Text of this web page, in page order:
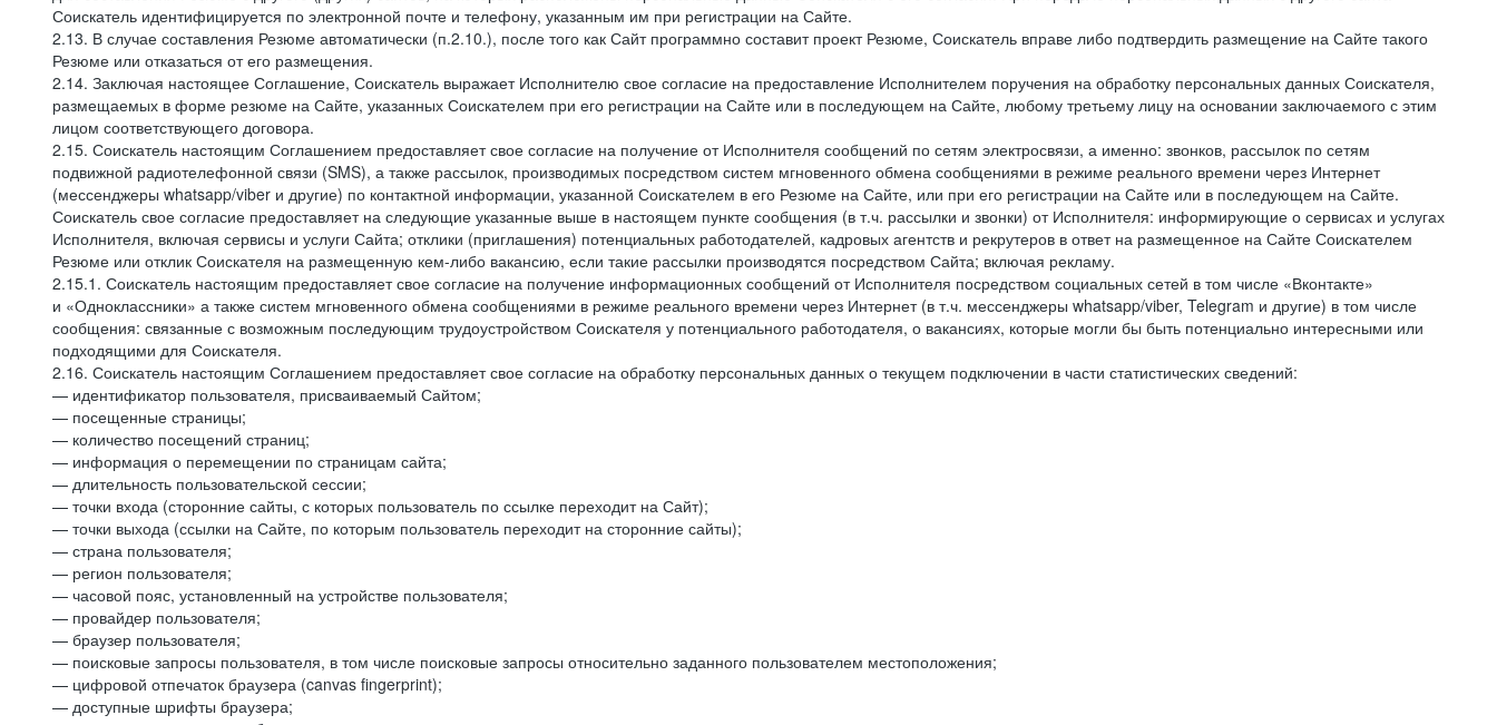
Соискатель идентифицируется по электронной почте и телефону, указанным им при регистрации на Сайте.
2.13. В случае составления Резюме автоматически (п.2.10.), после того как Сайт программно составит проект Резюме, Соискатель вправе либо подтвердить размещение на Сайте такого
Резюме или отказаться от его размещения.
2.14. Заключая настоящее Соглашение, Соискатель выражает Исполнителю свое согласие на предоставление Исполнителем поручения на обработку персональных данных Соискателя,
размещаемых в форме резюме на Сайте, указанных Соискателем при его регистрации на Сайте или в последующем на Сайте, любому третьему лицу на основании заключаемого с этим
лицом соответствующего договора.
2.15. Соискатель настоящим Соглашением предоставляет свое согласие на получение от Исполнителя сообщений по сетям электросвязи, а именно: звонков, рассылок по сетям
подвижной радиотелефонной связи (SMS), а также рассылок, производимых посредством систем мгновенного обмена сообщениями в режиме реального времени через Интернет
(мессенджеры whatsapp/viber и другие) по контактной информации, указанной Соискателем в его Резюме на Сайте, или при его регистрации на Сайте или в последующем на Сайте.
Соискатель свое согласие предоставляет на следующие указанные выше в настоящем пункте сообщения (в т.ч. рассылки и звонки) от Исполнителя: информирующие о сервисах и услугах
Исполнителя, включая сервисы и услуги Сайта; отклики (приглашения) потенциальных работодателей, кадровых агентств и рекрутеров в ответ на размещенное на Сайте Соискателем
Резюме или отклик Соискателя на размещенную кем-либо вакансию, если такие рассылки производятся посредством Сайта; включая рекламу.
2.15.1. Соискатель настоящим предоставляет свое согласие на получение информационных сообщений от Исполнителя посредством социальных сетей в том числе «Вконтакте»
и «Одноклассники» а также систем мгновенного обмена сообщениями в режиме реального времени через Интернет (в т.ч. мессенджеры whatsapp/viber, Telegram и другие) в том числе
сообщения: связанные с возможным последующим трудоустройством Соискателя у потенциального работодателя, о вакансиях, которые могли бы быть потенциально интересными или
подходящими для Соискателя.
2.16. Соискатель настоящим Соглашением предоставляет свое согласие на обработку персональных данных о текущем подключении в части статистических сведений:
— идентификатор пользователя, присваиваемый Сайтом;
— посещенные страницы;
— количество посещений страниц;
— информация о перемещении по страницам сайта;
— длительность пользовательской сессии;
— точки входа (сторонние сайты, с которых пользователь по ссылке переходит на Сайт);
— точки выхода (ссылки на Сайте, по которым пользователь переходит на сторонние сайты);
— страна пользователя;
— регион пользователя;
— часовой пояс, установленный на устройстве пользователя;
— провайдер пользователя;
— браузер пользователя;
— поисковые запросы пользователя, в том числе поисковые запросы относительно заданного пользователем местоположения;
— цифровой отпечаток браузера (canvas fingerprint);
— доступные шрифты браузера;